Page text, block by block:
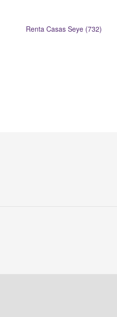
Renta Casas Seye (732)